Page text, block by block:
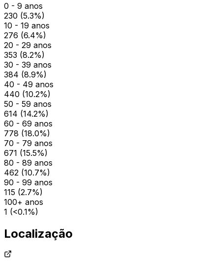
0 - 9 anos
230 (5.3%)
10 - 19 anos
276 (6.4%)
20 - 29 anos
353 (8.2%)
30 - 39 anos
384 (8.9%)
40 - 49 anos
440 (10.2%)
50 - 59 anos
614 (14.2%)
60 - 69 anos
778 (18.0%)
70 - 79 anos
671 (15.5%)
80 - 89 anos
462 (10.7%)
90 - 99 anos
115 (2.7%)
100+ anos
1 (<0.1%)
Localização